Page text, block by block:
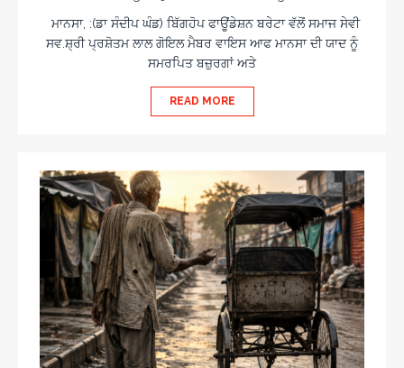
ਮਾਨਸਾ, :(ਡਾ ਸੰਦੀਪ ਘੰਡ) ਬਿੱਗਹੋਪ ਫਾਊਂਡੇਸ਼ਨ ਬਰੇਟਾ ਵੱਲੋਂ ਸਮਾਜ ਸੇਵੀ
ਸਵ.ਸ਼੍ਰੀ ਪ੍ਰਸ਼ੋਤਮ ਲਾਲ ਗੋਇਲ ਮੈਬਰ ਵਾਇਸ ਆਫ ਮਾਨਸਾ ਦੀ ਯਾਦ ਨੂੰ
ਸਮਰਪਿਤ ਬਜ਼ੁਰਗਾਂ ਅਤੇ
READ MORE